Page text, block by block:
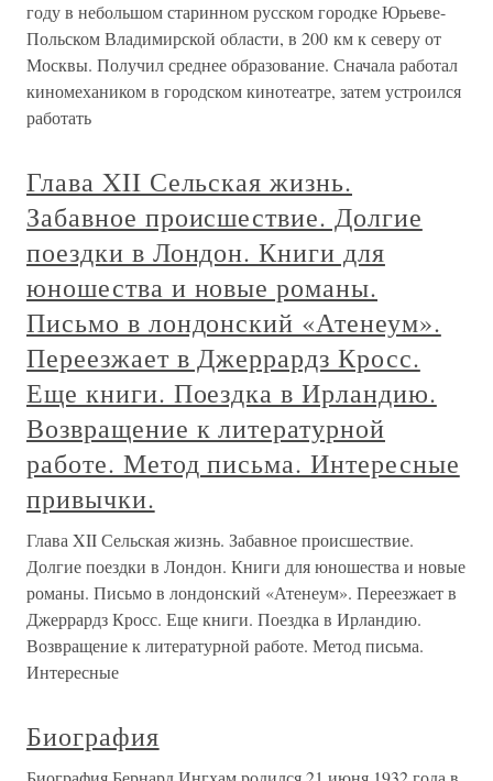
году в небольшом старинном русском городке Юрьеве-
Польском Владимирской области, в 200 км к северу от
Москвы. Получил среднее образование. Сначала работал
киномехаником в городском кинотеатре, затем устроился
работать
Глава XII Сельская жизнь.
Забавное происшествие. Долгие
поездки в Лондон. Книги для
юношества и новые романы.
Письмо в лондонский «Атенеум».
Переезжает в Джеррардз Кросс.
Еще книги. Поездка в Ирландию.
Возвращение к литературной
работе. Метод письма. Интересные
привычки.
Глава XII Сельская жизнь. Забавное происшествие.
Долгие поездки в Лондон. Книги для юношества и новые
романы. Письмо в лондонский «Атенеум». Переезжает в
Джеррардз Кросс. Еще книги. Поездка в Ирландию.
Возвращение к литературной работе. Метод письма.
Интересные
Биография